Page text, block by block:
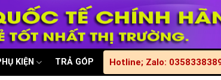
KIỆN TRẢ GÓP Hotline; Zalo: